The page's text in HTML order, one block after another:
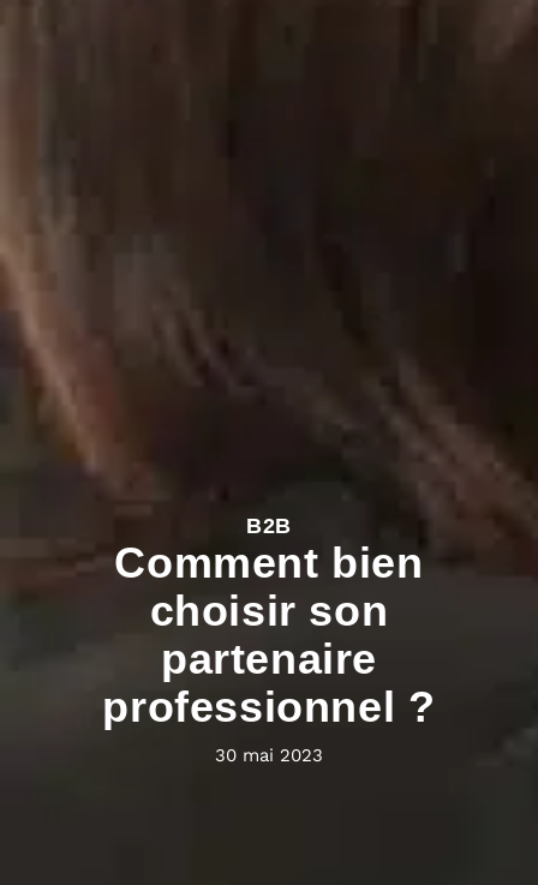
B2B
Comment bien
choisir son
partenaire
professionnel ?
30 mai 2023